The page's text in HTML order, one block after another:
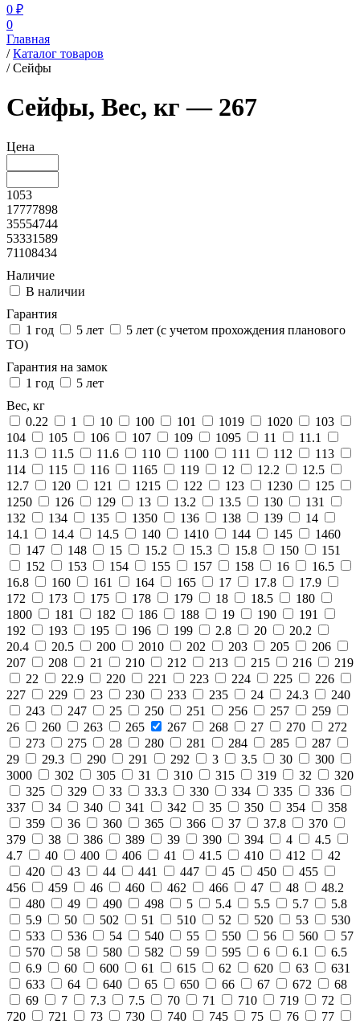
0 ₽
0
Главная
/ Каталог товаров
/ Сейфы
Сейфы, Вес, кг — 267
Цена
1053
17777898
35554744
53331589
71108434
Наличие
В наличии
Гарантия
1 год
5 лет
5 лет (с учетом прохождения планового
ТО)
Гарантия на замок
1 год
5 лет
Вес, кг
0.22
1 10 100 101 1019 1020
103
104
105 106 107 109 1095 11
11.1
11.3
11.5 11.6 110 1100 111 112
113
114
115 116 1165 119 12 12.2
12.5
12.7
120 121 1215 122 123 1230
125
1250
126 129 13 13.2 13.5 130
131
132
134 135 1350 136 138 139
14
14.1
14.4 14.5 140 1410 144 145
1460
147
148 15 15.2 15.3 15.8 150
151
152
153 154 155 157 158 16
16.5
16.8
160 161 164 165 17 17.8
17.9
172
173 175 178 179 18 18.5
180
1800
181 182 186 188 19 190
191
192
193 195 196 199 2.8 20
20.2
20.4
20.5 200 2010 202 203 205
206
207
208 21 210 212 213 215 216
219
22
22.9 220 221 223 224 225
226
227
229 23 230 233 235 24 24.3
240
243
247 25 250 251 256 257
259
26
260 263 265 267 268 27 270
272
273
275 28 280 281 284 285
287
29
29.3 290 291 292 3 3.5 30
300
3000
302 305 31 310 315 319 32
320
325
329 33 33.3 330 334 335
336
337
34 340 341 342 35 350 354
358
359
36 360 365 366 37 37.8
370
379
38 386 389 39 390 394 4
4.5
4.7
40 400 406 41 41.5 410 412
42
420
43 44 441 447 45 450
455
456
459 46 460 462 466 47 48
48.2
480
49 490 498 5 5.4 5.5 5.7
5.8
5.9
50 502 51 510 52 520 53
530
533
536 54 540 55 550 56 560
57
570
58 580 582 59 595 6 6.1
6.5
6.9
60 600 61 615 62 620 63
631
633
64 640 65 650 66 67 672
68
69
7 7.3 7.5 70 71 710 719
72
720
721 73 730 740 745 75 76
77